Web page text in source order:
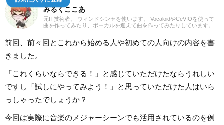
みるくここあ
元IT技術者。 ウィンドシンセを使います。 VocaloidやCeVIOを使って
曲を作ってみたり、ボーカルを迎えて曲を作ってみたりしています。
Vocaloidに出会い、その変遷に付き合っていくうちに深みに嵌っていた
ただの音楽好きです。 Vocaloid 2 MegupoidとVocaloid 3 IA、そして
前回 前々回とこれから始める人や初めての人向けの内容を書
きました。
「これくらいならできる！」と感じていただけたならうれしい
ですし「試しにやってみよう！」と思っていただけた人はいら
っしゃったでしょうか？
今回は実際に音楽のメジャーシーンでも活用されているのを例